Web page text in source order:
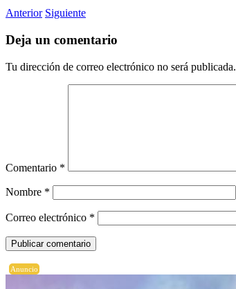
Anterior Siguiente
Deja un comentario
Tu dirección de correo electrónico no será publicada.
Comentario *
Nombre *
Correo electrónico *
Anuncio